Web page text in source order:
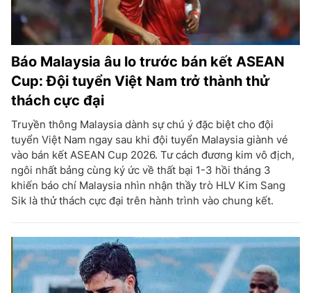
Báo Malaysia âu lo trước bán kết ASEAN
Cup: Đội tuyển Việt Nam trở thành thử
thách cực đại
Truyền thông Malaysia dành sự chú ý đặc biệt cho đội
tuyển Việt Nam ngay sau khi đội tuyển Malaysia giành vé
vào bán kết ASEAN Cup 2026. Tư cách đương kim vô địch,
ngôi nhất bảng cùng ký ức về thất bại 1-3 hồi tháng 3
khiến báo chí Malaysia nhìn nhận thầy trò HLV Kim Sang
Sik là thử thách cực đại trên hành trình vào chung kết.